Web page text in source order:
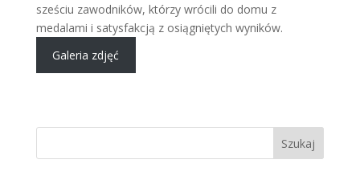
sześciu zawodników, którzy wrócili do domu z
medalami i satysfakcją z osiągniętych wyników.
Galeria zdjęć